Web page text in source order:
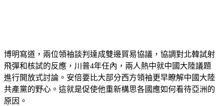
博明寫道，兩位領袖談判達成雙邊貿易協議，協調對北韓試射
飛彈和核試的反應，川普4年任內，兩人熱中就中國大陸議題
進行開放式討論。安倍要比大部分西方領袖更早瞭解中國大陸
共產黨的野心。這就是促使他重新構思各國應如何看待亞洲的
原因。